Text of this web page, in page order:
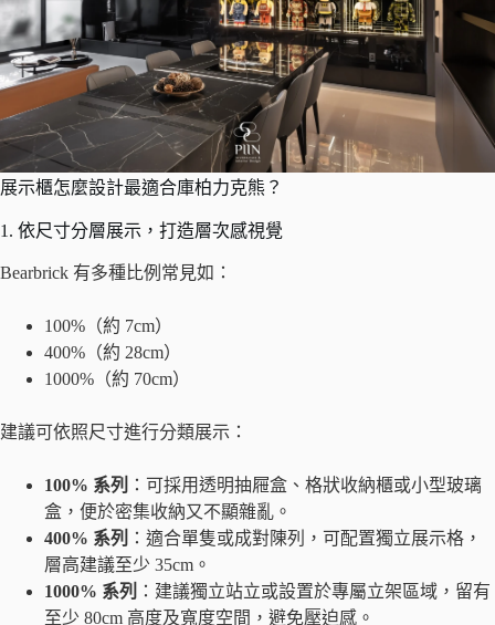
展示櫃怎麼設計最適合庫柏力克熊？
1. 依尺寸分層展示，打造層次感視覺
Bearbrick 有多種比例常見如：
100%（約 7cm）
400%（約 28cm）
1000%（約 70cm）
建議可依照尺寸進行分類展示：
100% 系列
：可採用透明抽屜盒、格狀收納櫃或小型玻璃
盒，便於密集收納又不顯雜亂。
400% 系列
：適合單隻或成對陳列，可配置獨立展示格，
層高建議至少 35cm。
1000% 系列
：建議獨立站立或設置於專屬立架區域，留有
至少 80cm 高度及寬度空間，避免壓迫感。